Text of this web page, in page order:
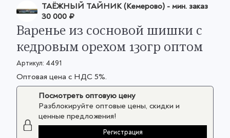
ТАЁЖНЫЙ ТАЙНИК (Кемерово) - мин. заказ
30 000 ₽
Варенье из сосновой шишки с
кедровым орехом 130гр оптом
Артикул: 4491
Оптовая цена с НДС 5%.
Посмотреть оптовую цену
Разблокируйте оптовые цены, скидки и
ценные предложения!
Регистрация